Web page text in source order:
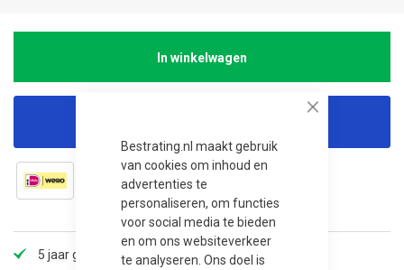
Bestrating.nl maakt gebruik
van cookies om inhoud en
advertenties te
personaliseren, om functies
voor social media te bieden
en om ons websiteverkeer
te analyseren. Ons doel is
In winkelwagen
5 jaar garantie